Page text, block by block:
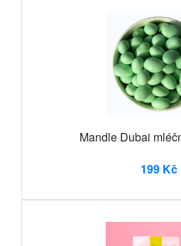
Mandle Dubai
199 Kč